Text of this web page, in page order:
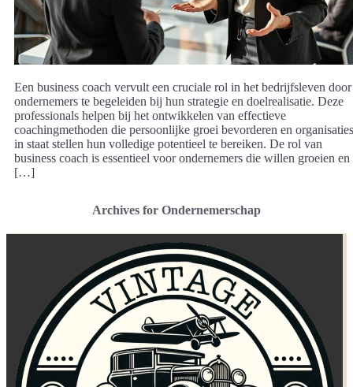
Een business coach vervult een cruciale rol in het bedrijfsleven door
ondernemers te begeleiden bij hun strategie en doelrealisatie. Deze
professionals helpen bij het ontwikkelen van effectieve
coachingmethoden die persoonlijke groei bevorderen en organisaties
in staat stellen hun volledige potentieel te bereiken. De rol van
business coach is essentieel voor ondernemers die willen groeien en
[…]
Archives for Ondernemerschap